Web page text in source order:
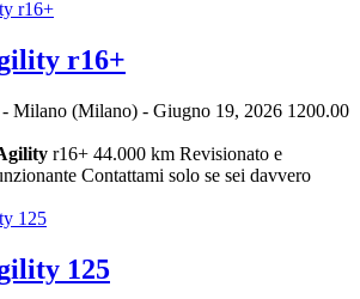
r16+
Milano (Milano) - Giugno 19, 2026 1200.00
r16+ 44.000 km Revisionato e
Contattami solo se sei davvero
125